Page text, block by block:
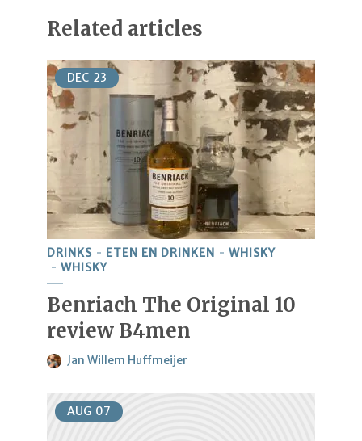
Related articles
DEC 23
DRINKS ETEN EN DRINKEN
WHISKY
WHISKY
Benriach The Original 10
review B4men
Jan Willem Huffmeijer
AUG 07